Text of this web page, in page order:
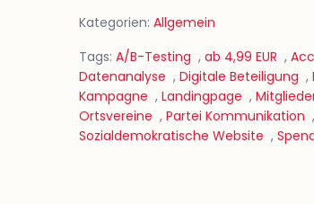
Kategorien: Allgemein
Tags: A/B-Testing , ab 4,99 EUR ,
Datenanalyse , Digitale Beteiligung ,
Kampagne , Landingpage ,
Ortsvereine , Partei Kommunikation ,
Sozialdemokratische Website ,